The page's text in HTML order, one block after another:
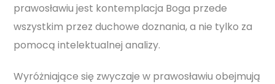
prawosławiu jest kontemplacja Boga przede
wszystkim przez duchowe doznania, a nie tylko za
pomocą intelektualnej analizy.
Wyróżniające się zwyczaje w prawosławiu obejmują